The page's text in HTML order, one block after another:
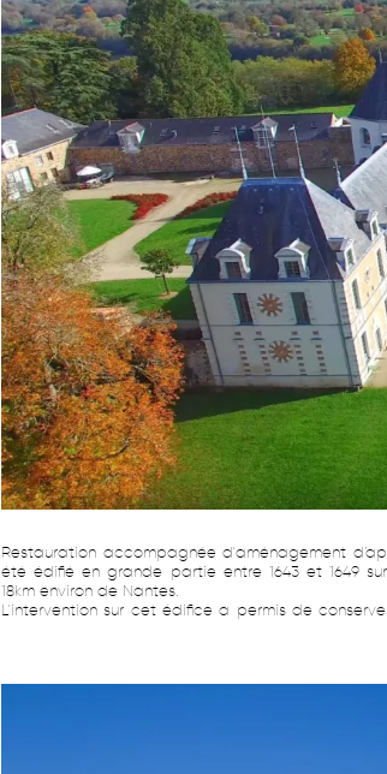
Restauration accompagnée d'aménagement
été édifié en grande partie entre 1643 et 1649
18km environ de Nantes.
L'intervention sur cet édifice a permis de